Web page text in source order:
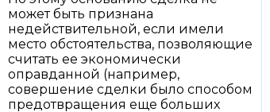
может быть признана
недействительной, если имели
место обстоятельства, позволяющие
считать ее экономически
оправданной (например,
совершение сделки было способом
предотвращения еще больших